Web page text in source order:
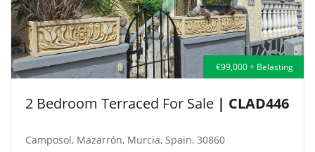
€99,000 + Belasting
2 Bedroom Terraced For Sale | CLAD446
Camposol, Mazarrón, Murcia, Spain, 30860